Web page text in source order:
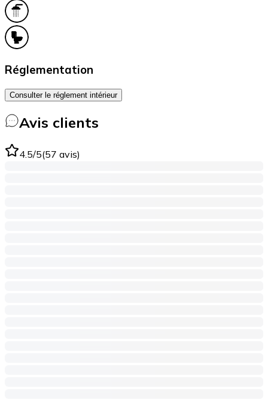
Réglementation
Consulter le réglement intérieur
Avis clients
4.5/5(57 avis)